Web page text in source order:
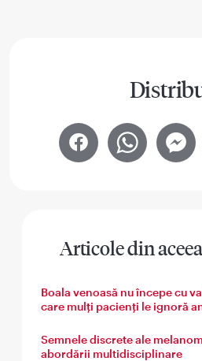
Articole din
Boala venoasă nu începe cu
care mulți pacienți le ignoră
Semnele discrete ale
abordării multidisciplinare